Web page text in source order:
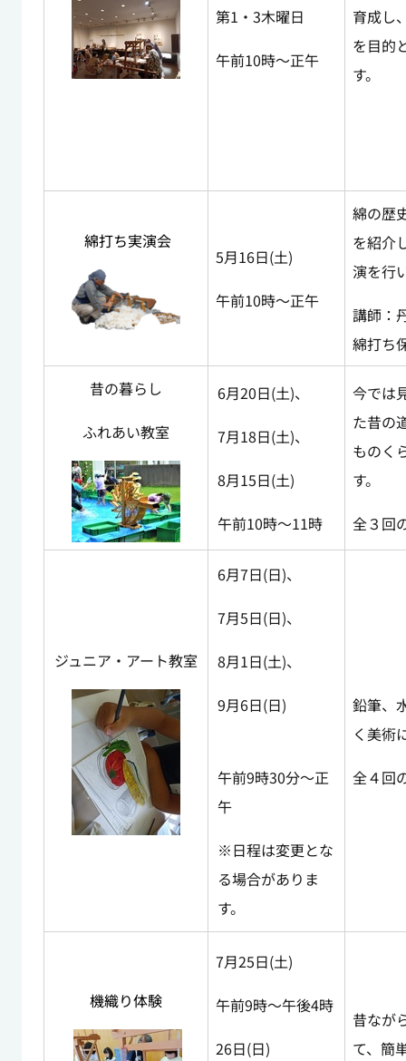
第1・3木曜日
午前10時～正午
育成し
を目的
す。
綿打ち実演会
5月16日(土)
午前10時～正午
綿の歴
を紹介
演を行
講師：
綿打ち
昔の暮らし
ふれあい教室
6月20日(土)、
7月18日(土)、
8月15日(土)
午前10時～11時
今では
た昔の
ものく
す。
全３回
ジュニア・アート教室
6月7日(日)、
7月5日(日)、
8月1日(土)、
9月6日(日)
午前9時30分～正
午
※日程は変更とな
る場合がありま
す。
鉛筆、
く美術
全４回
機織り体験
7月25日(土)
午前9時～午後4時
26日(日)
昔なが
て、簡